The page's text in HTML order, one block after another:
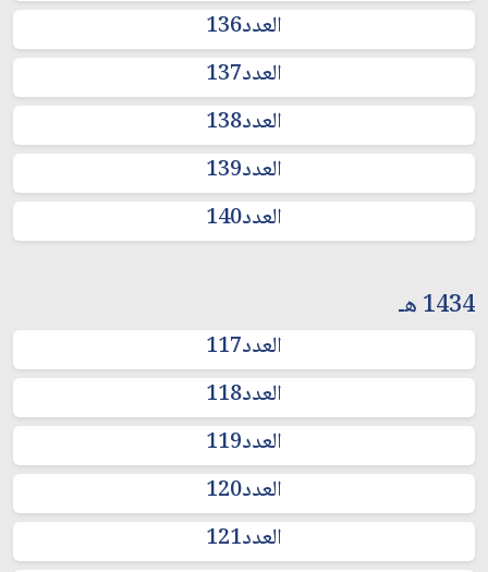
العدد136
العدد137
العدد138
العدد139
العدد140
1434 هـ
العدد117
العدد118
العدد119
العدد120
العدد121